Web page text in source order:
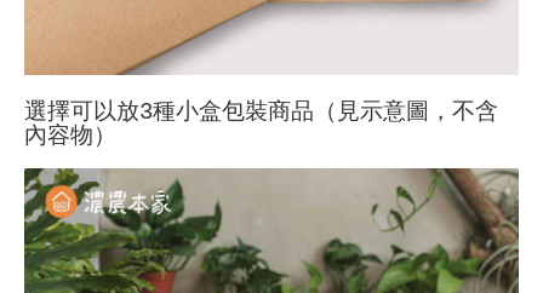
選擇可以放3種小盒包裝商品（見示意圖，不含
內容物）